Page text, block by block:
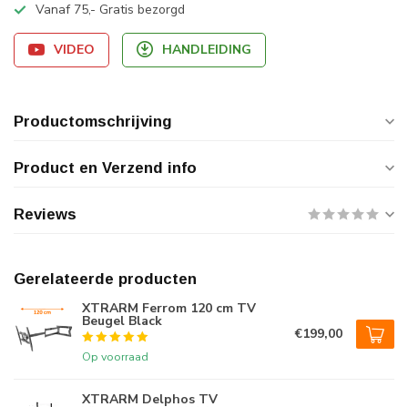
Vanaf 75,- Gratis bezorgd
VIDEO HANDLEIDING
Productomschrijving
Product en Verzend info
Reviews
Gerelateerde producten
XTRARM Ferrom 120 cm TV
Beugel Black
Op voorraad
€199,00
XTRARM Delphos TV